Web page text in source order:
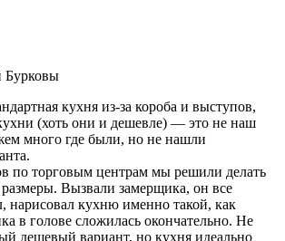
Бурковы
кухня из-за короба и выступов,
(хоть они и дешевле) — это не наш
много где были, но не нашли
по торговым центрам мы решили делать
Вызвали замерщика, он все
нарисовал кухню именно такой, как
в голове сложилась окончательно. Не
дешевый вариант, но кухня идеально